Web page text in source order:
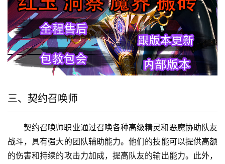
三、契约召唤师
契约召唤师职业通过召唤各种高级精灵和恶魔协助队友
战斗，具有强大的团队辅助能力。他们的技能可以提供高额
的伤害和持续的攻击力加成，提高队友的输出能力。此外，